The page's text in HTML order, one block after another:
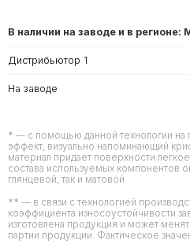
В наличии на заводе и в регионе:
Дистрибьютор 1
На заводе
* — с помощью данной технологии на
эффект, визуально напоминающий
материал придает поверхности
состава используемых компонентов
глянцевой, так и матовой
** — в связи с технологией
коэффициента износоустойчивости
изготовлена продукция и может
партии продукции. Фактическое